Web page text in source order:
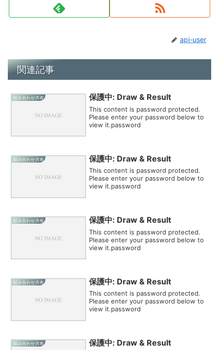
api-user
関連記事
組み合わせ共有 保護中: Draw & Result
This content is password protected.
Please enter your password below to
view it.password
組み合わせ共有 保護中: Draw & Result
This content is password protected.
Please enter your password below to
view it.password
組み合わせ共有 保護中: Draw & Result
This content is password protected.
Please enter your password below to
view it.password
組み合わせ共有 保護中: Draw & Result
This content is password protected.
Please enter your password below to
view it.password
組み合わせ共有 保護中: Draw & Result